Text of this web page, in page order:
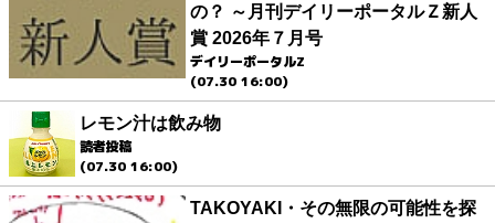
の？ ～月刊デイリーポータルＺ新人
賞 2026年７月号
デイリーポータルZ
(07.30 16:00)
レモン汁は飲み物
読者投稿
(07.30 16:00)
TAKOYAKI・その無限の可能性を探